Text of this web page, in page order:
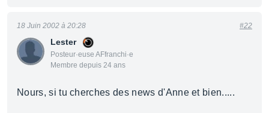
Lester
Posteur·euse AFfranchi·e
Membre depuis 24 ans
18 Juin 2002 à 20:28 #22
Nours, si tu cherches des news d'Anne et bien.....